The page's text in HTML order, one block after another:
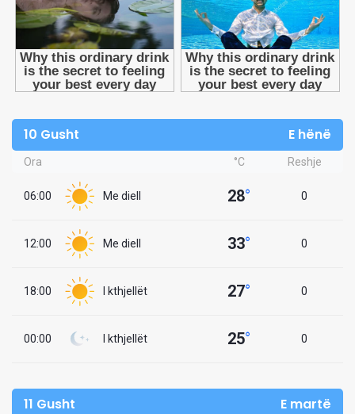
10 Gusht E hënë
Ora °C Reshje
06:00 Me diell 28° 0
12:00 Me diell 33° 0
18:00 I kthjellët 27° 0
00:00 I kthjellët 25° 0
11 Gusht E martë